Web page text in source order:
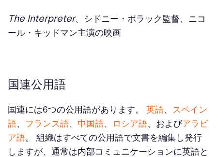
The Interpreter、シドニー・ポラック監督、ニコ
ール・キッドマン主演の映画
国連公用語
国連には6つの公用語があります。 英語、
スペイン
語、 フランス語、 中国語、 ロシア語、およびアラビ
ア語。 組織はすべての公用語で文書を編集し発行
しますが、通常は内部コミュニケーションに英語と